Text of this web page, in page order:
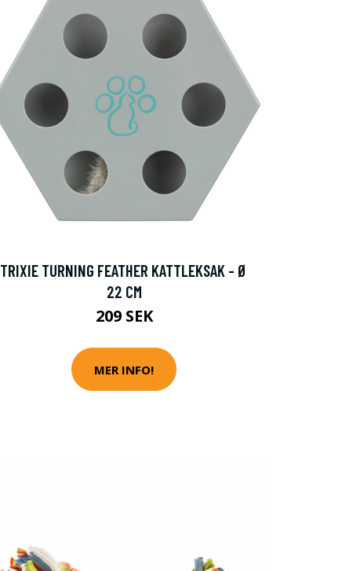
TRIXIE TURNING FEATHER KATTLEKSAK - Ø
22 CM
209 SEK
MER INFO!